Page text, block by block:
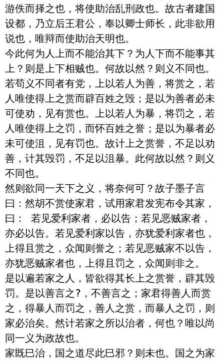
游佚而择之也，将使助治乱刑政也。故古者建国
设都，乃立后王君公，奉以卿士师长，此非欲用
说也，唯辩而使助治天明也。
今此何为人上而不能治其下？为人下而不能事其
上？则是上下相贼也。何故以然？则义不同也。
若苟义不同者有党，上以若人为善，将赏之，若
人唯使得上之赏而辟百姓之毁；是以为善者必未
可使劝，见有赏也。上以若人为暴，将罚之，若
人唯使得上之罚，而怀百姓之誉；是以为暴者必
未可使沮，见有罚也。故计上之赏誉，不足以劝
善，计其毁罚，不足以沮暴。此何故以然？则义
不同也。
然则欲同一天下之义，将奈何可？故子墨子言
曰：然胡不赏使家君，试用家君发宪布令其家，
曰： 若见爱利家者，必以告；若见恶贼家者，
亦必以告。若见爱利家以告，亦犹爱利家者也，
上得且赏之，众闻则誉之；若见恶贼家不以告，
亦犹恶贼家者也，上得且罚之，众闻则非之。
是以遍若家之人，皆欲得其长上之赏誉，辟其毁
罚。是以善言之?，不善言之；家君得善人而赏
之，得暴人而罚之，善人之赏，而暴人之罚，则
家必治矣。然计若家之所以治者，何也？唯以尚
同一义为政故也。
家既巳治，国之道尽此巳邪？则未也。国之为家